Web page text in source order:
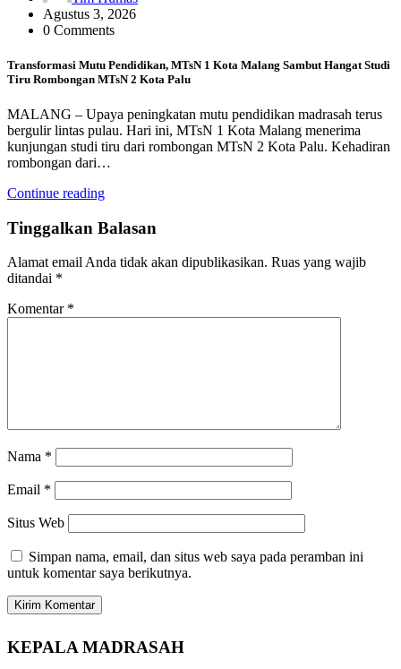
Agustus 3, 2026
0 Comments
Transformasi Mutu Pendidikan, MTsN 1 Kota Malang Sambut Hangat Studi
Tiru Rombongan MTsN 2 Kota Palu
MALANG – Upaya peningkatan mutu pendidikan madrasah terus
bergulir lintas pulau. Hari ini, MTsN 1 Kota Malang menerima
kunjungan studi tiru dari rombongan MTsN 2 Kota Palu. Kehadiran
rombongan dari…
Continue reading
Tinggalkan Balasan
Alamat email Anda tidak akan dipublikasikan. Ruas yang wajib
ditandai *
Komentar *
Nama *
Email *
Situs Web
Simpan nama, email, dan situs web saya pada peramban ini
untuk komentar saya berikutnya.
KEPALA MADRASAH